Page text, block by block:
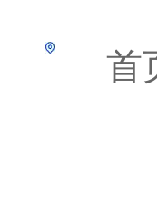
首